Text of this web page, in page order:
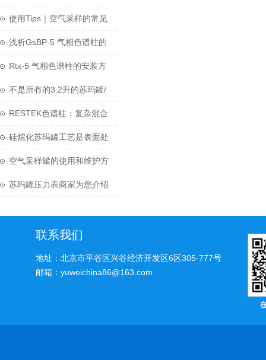
光光度计的主要功能特性
使用Tips｜空气采样的常见
问题-苏玛罐及阀门
浅析GsBP-5 气相色谱柱的
四个关键参数
Rtx-5 气相色谱柱的安装方
法及步骤
不是所有的3.2升的苏玛罐/
空气采样罐都是3升的。等等̷̷
什么! ?
RESTEK色谱柱：复杂混合
物分离科学的核心
硅烷化苏玛罐工艺是表面处
理技术发展的一个新方向
空气采样罐的使用和维护方
法
苏玛罐压力表商家为您介绍
联系我们
地址：北京市平谷区兴谷经济开发区6区305-777号
邮箱：yuweichina86@163.com